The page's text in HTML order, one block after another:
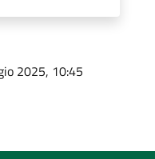
2025, 10:45